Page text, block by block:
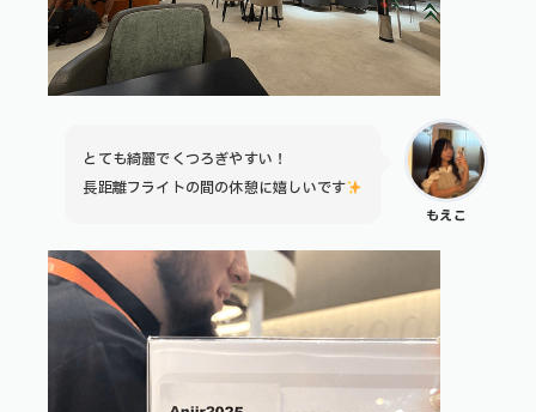
もえこ
とても綺麗でくつろぎやすい！
長距離フライトの間の休憩に嬉しいです